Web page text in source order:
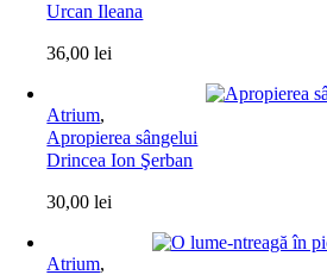
Urcan Ileana
36,00lei
Atrium,
Apropierea sângelui
Drincea Ion Şerban
30,00lei
Atrium,